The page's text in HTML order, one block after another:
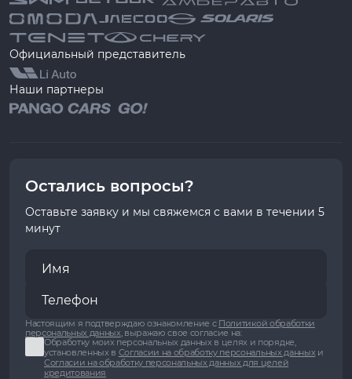
Официальный представитель
Наши партнеры
Остались вопросы?
Оставьте заявку и мы свяжемся с вами в течении 5
минут
Настоящим я подтверждаю ознакомление с Политикой обработки
персональных данных, выражаю свое согласие на:
Обработку моих персональных данных в целях и порядке,
установленных в Согласии на обработку персональных данныхи
Согласии на обработку персональных данных для целей
кредитования